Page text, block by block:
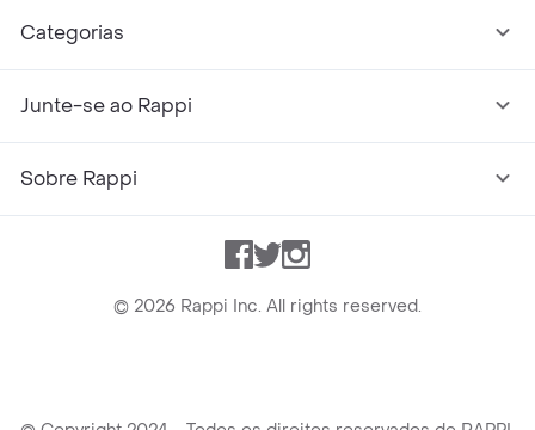
Categorias
Junte-se ao Rappi
Sobre Rappi
Facebook
TwitterInstagram
© 2026 Rappi Inc. All rights reserved.